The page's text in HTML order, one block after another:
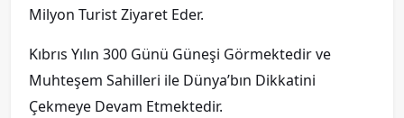
Milyon Turist Ziyaret Eder.
Kıbrıs Yılın 300 Günü Güneşi Görmektedir ve
Muhteşem Sahilleri ile Dünya’bın Dikkatini
Çekmeye Devam Etmektedir.